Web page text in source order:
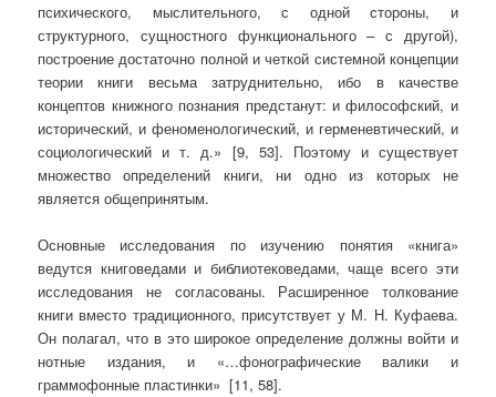
психического, мыслительного, с одной стороны, и
структурного, сущностного функционального – с другой),
построение достаточно полной и четкой системной концепции
теории книги весьма затруднительно, ибо в качестве
концептов книжного познания предстанут: и философский, и
исторический, и феноменологический, и герменевтический, и
социологический и т. д.» [9, 53]. Поэтому и существует
множество определений книги, ни одно из которых не
является общепринятым.
Основные исследования по изучению понятия «книга»
ведутся книговедами и библиотековедами, чаще всего эти
исследования не согласованы. Расширенное толкование
книги вместо традиционного, присутствует у М. Н. Куфаева.
Он полагал, что в это широкое определение должны войти и
нотные издания, и «…фонографические валики и
граммофонные пластинки» [11, 58].